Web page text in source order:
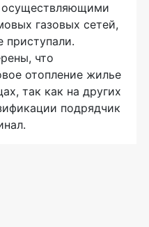
осуществляющими
газовых сетей,
приступали.
что
отопление жилье
так как на других
подрядчик